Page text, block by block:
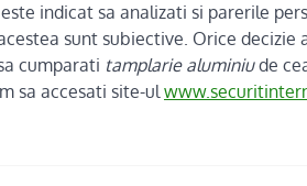
indicat sa analizati si parerile
sunt subiective. Orice
cumparati tamplarie aluminiude
sa accesati site-ul